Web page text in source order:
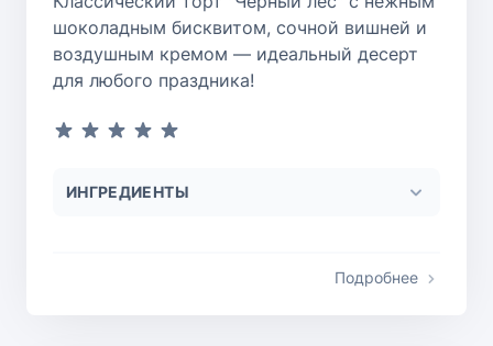
шоколадным бисквитом, сочной вишней и
воздушным кремом — идеальный десерт
для любого праздника!
ИНГРЕДИЕНТЫ
Подробнее